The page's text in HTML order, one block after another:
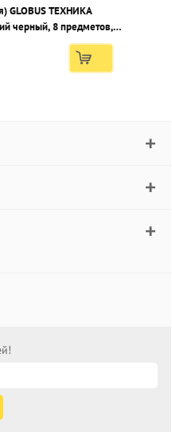
GLOBUS ТЕХНИКА
черный, 8 предметов, в